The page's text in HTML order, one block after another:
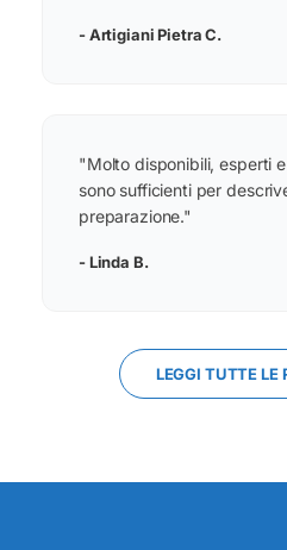
- Artigiani Pietra C.
"Molto disponibili, esperti
sono sufficienti per
preparazione."
- Linda B.
LEGGI TUTTE LE